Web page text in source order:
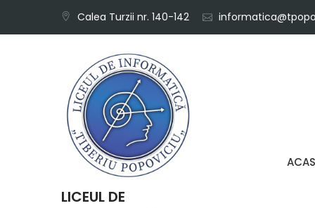
Calea Turzii nr. 140-142
LICEUL DE